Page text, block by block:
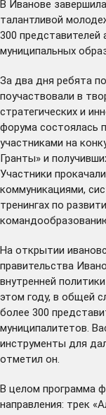
В Иванове
талантливой
300
муниципальных
За два дня ребята
поучаствовали в
стратегических и
форума состоялась
участниками на
Гранты» и
Участники
коммуникациями,
тренингах по
На открытии
правительства
внутренней
этом году, в общей
более 300
муниципалитетов.
инструменты для
отметил он.
В целом программа
направления: трек